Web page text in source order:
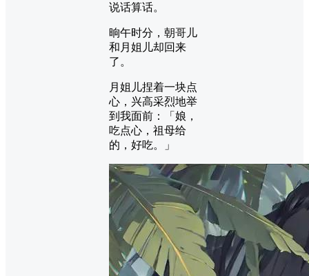
说话算话。
晌午时分，朝哥儿
和月姐儿却回来
了。
月姐儿捏着一块点
心，兴高采烈地举
到我面前：「娘，
吃点心，祖母给
的，好吃。」